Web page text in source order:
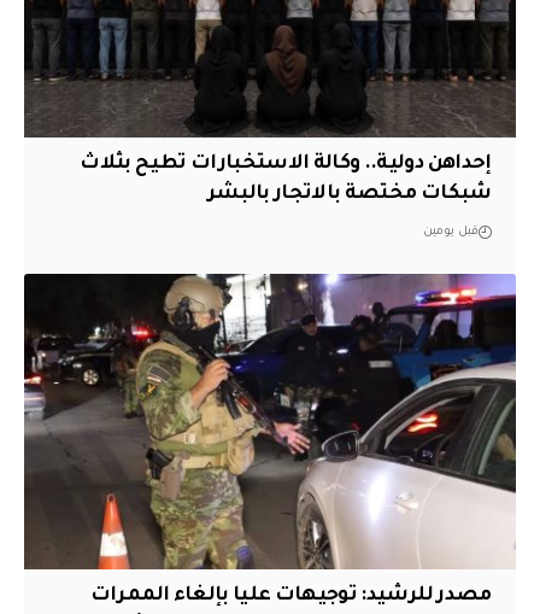
إحداهن دولية.. وكالة الاستخبارات تطيح بثلاث
شبكات مختصة بالاتجار بالبشر
قبل يومين
مصدر للرشيد: توجيهات عليا بإلغاء الممرات